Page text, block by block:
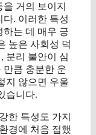
거의 보이지
. 이러한 특성
하는 데 매우 긍
높은 사회성 덕
분리 불안이 심
만큼 충분한 운
지 않으면 우울
습니다.
한 특성도 가지
경에 처음 접했